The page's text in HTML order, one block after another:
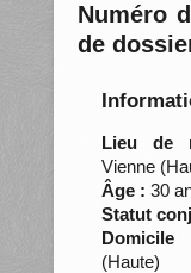
Numéro
de
Lieu de
Vienne
Âge : 30
Statut
(Haute)